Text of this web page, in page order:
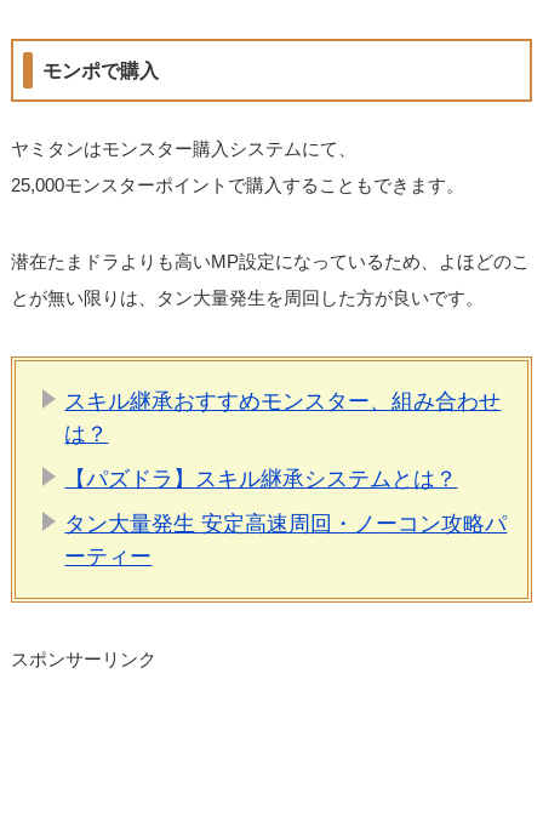
モンポで購入
ヤミタンはモンスター購入システムにて、
25,000モンスターポイントで購入することもできます。
潜在たまドラよりも高いMP設定になっているため、よほどのこ
とが無い限りは、タン大量発生を周回した方が良いです。
スキル継承おすすめモンスター、組み合わせ
は？
【パズドラ】スキル継承システムとは？
タン大量発生 安定高速周回・ノーコン攻略パ
ーティー
スポンサーリンク